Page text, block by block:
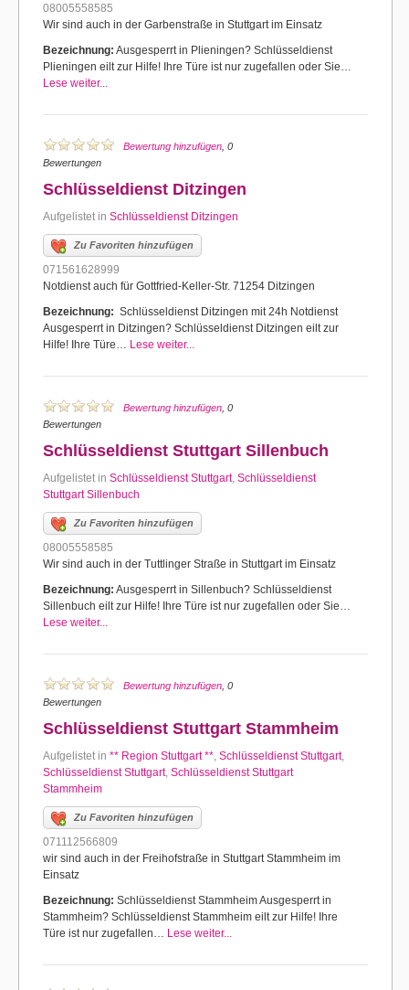
08005558585
Wir sind auch in der Garbenstraße in Stuttgart im Einsatz
Bezeichnung: Ausgesperrt in Plieningen? Schlüsseldienst
Plieningen eilt zur Hilfe! Ihre Türe ist nur zugefallen oder Sie…
Lese weiter...
Bewertung hinzufügen , 0
Bewertungen
Schlüsseldienst Ditzingen
Aufgelistet in Schlüsseldienst Ditzingen
Zu Favoriten hinzufügen
071561628999
Notdienst auch für Gottfried-Keller-Str. 71254 Ditzingen
Bezeichnung: Schlüsseldienst Ditzingen mit 24h Notdienst
Ausgesperrt in Ditzingen? Schlüsseldienst Ditzingen eilt zur
Hilfe! Ihre Türe… Lese weiter...
Bewertung hinzufügen , 0
Bewertungen
Schlüsseldienst Stuttgart Sillenbuch
Aufgelistet in Schlüsseldienst Stuttgart, Schlüsseldienst
Stuttgart Sillenbuch
Zu Favoriten hinzufügen
08005558585
Wir sind auch in der Tuttlinger Straße in Stuttgart im Einsatz
Bezeichnung: Ausgesperrt in Sillenbuch? Schlüsseldienst
Sillenbuch eilt zur Hilfe! Ihre Türe ist nur zugefallen oder Sie…
Lese weiter...
Bewertung hinzufügen , 0
Bewertungen
Schlüsseldienst Stuttgart Stammheim
Aufgelistet in ** Region Stuttgart **, Schlüsseldienst Stuttgart,
Schlüsseldienst Stuttgart, Schlüsseldienst Stuttgart
Stammheim
Zu Favoriten hinzufügen
071112566809
wir sind auch in der Freihofstraße in Stuttgart Stammheim im
Einsatz
Bezeichnung: Schlüsseldienst Stammheim Ausgesperrt in
Stammheim? Schlüsseldienst Stammheim eilt zur Hilfe! Ihre
Türe ist nur zugefallen… Lese weiter...